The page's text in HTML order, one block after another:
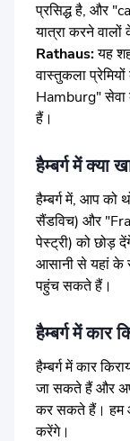
प्रसिद्ध है, और
यात्रा करने
Rathaus:यह
वास्तुकला
Hamburg"
हैं।
हैम्बर्ग में क्या
हैम्बर्ग में, आप को
सैंडविच) और
पेस्ट्री) को छोड़
आसानी से यहां के
पहुंच सकते हैं।
हैम्बर्ग में कार
हैम्बर्ग में कार
जा सकते हैं और
कर सकते हैं। हम
करेंगे।